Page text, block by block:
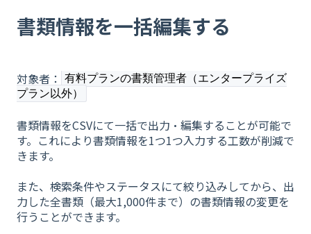
書類情報を一括編集する
対象者： 有料プランの書類管理者（エンタープライズ
プラン以外）
書類情報をCSVにて一括で出力・編集することが可能で
す。これにより書類情報を1つ1つ入力する工数が削減で
きます。
また、検索条件やステータスにて絞り込みしてから、出
力した全書類（最大1,000件まで）の書類情報の変更を
行うことができます。